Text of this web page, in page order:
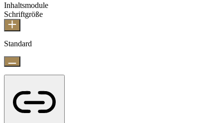
Inhaltsmodule
Schriftgröße
Standard